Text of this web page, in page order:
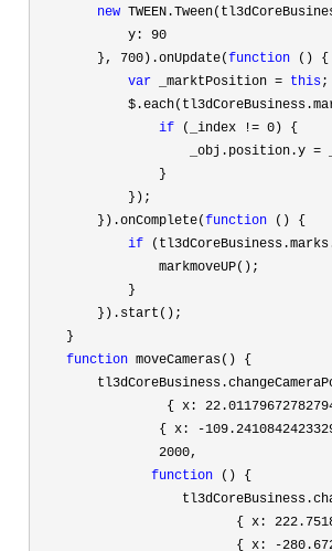
new
            y:
90
        },
700).onUpdate(function () {
var _marktPosition = this;
if (_index != 0 ) {
                    _obj.position.y
=
                }
            });
        }).onComplete(
function () {
if
                markmoveUP();
            }
        }).start();
    }
function moveCameras() {
                 { x:
                { x:
-
2000,
function () {
                          { x:
                          { x:
-